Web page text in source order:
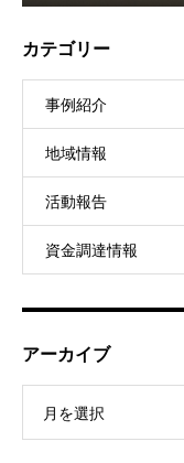
カテゴリー
事例紹介
地域情報
活動報告
資金調達情報
アーカイブ
月を選択